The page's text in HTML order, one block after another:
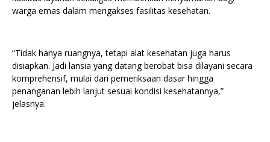
warga emas dalam mengakses fasilitas kesehatan.
“Tidak hanya ruangnya, tetapi alat kesehatan juga harus
disiapkan. Jadi lansia yang datang berobat bisa dilayani secara
komprehensif, mulai dari pemeriksaan dasar hingga
penanganan lebih lanjut sesuai kondisi kesehatannya,”
jelasnya.